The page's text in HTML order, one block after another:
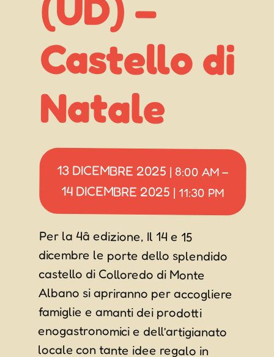
Natale
13 DICEMBRE 2025 | 8:00 AM –
14 DICEMBRE 2025 | 11:30 PM
Per la 4â edizione, Il 14 e 15
dicembre le porte dello splendido
castello di Colloredo di Monte
Albano si apriranno per accogliere
famiglie e amanti dei prodotti
enogastronomici e dell’artigianato
locale con tante idee regalo in
occasione del Natale. Le sale
interne e la corte del castello
accoglieranno 35 espositori tra
artigiani e produttori locali
indipendenti per un “Mercatino di
Natale” unico nel suo genere che